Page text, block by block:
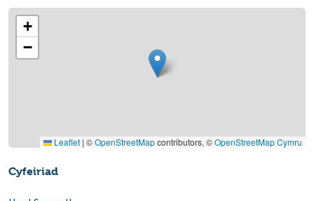
+
−
Leaflet | ©OpenStreetMapcontributors, ©OpenStreetMap Cymru
Cyfeiriad